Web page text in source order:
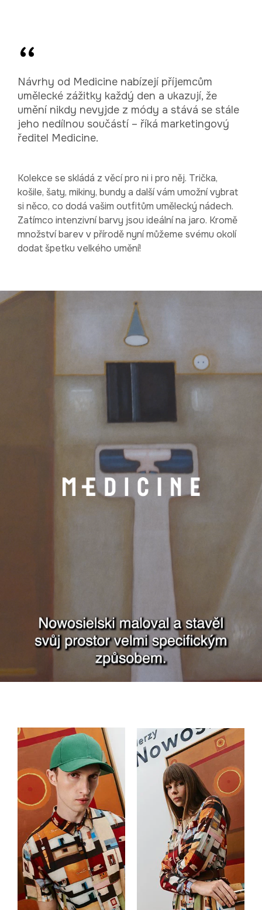
Návrhy od Medicine nabízejí příjemcům
umělecké zážitky každý den a ukazují, že
umění nikdy nevyjde z módy a stává se stále
jeho nedílnou součástí – říká marketingový
ředitel Medicine.
Kolekce se skládá z věcí pro ni i pro něj. Trička,
košile, šaty, mikiny, bundy a další vám umožní vybrat
si něco, co dodá vašim outfitům umělecký nádech.
Zatímco intenzivní barvy jsou ideální na jaro. Kromě
množství barev v přírodě nyní můžeme svému okolí
dodat špetku velkého umění!